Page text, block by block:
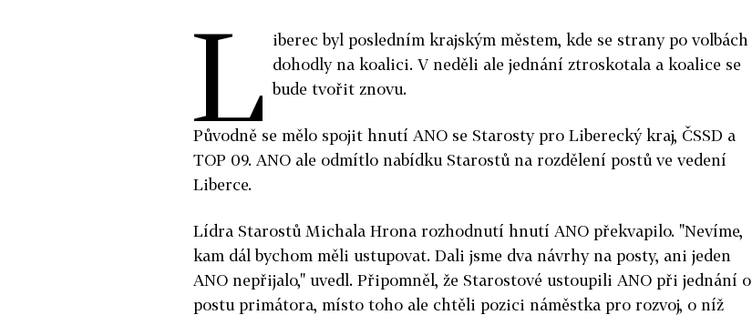
L iberec byl posledním krajským městem, kde se strany po volbách
dohodly na koalici. V neděli ale jednání ztroskotala a koalice se
bude tvořit znovu.
Původně se mělo spojit hnutí ANO se Starosty pro Liberecký kraj, ČSSD a
TOP 09. ANO ale odmítlo nabídku Starostů na rozdělení postů ve vedení
Liberce.
Lídra Starostů Michala Hrona rozhodnutí hnutí ANO překvapilo. "Nevíme,
kam dál bychom měli ustupovat. Dali jsme dva návrhy na posty, ani jeden
ANO nepřijalo," uvedl. Připomněl, že Starostové ustoupili ANO při jednání o
postu primátora, místo toho ale chtěli pozici náměstka pro rozvoj, o níž